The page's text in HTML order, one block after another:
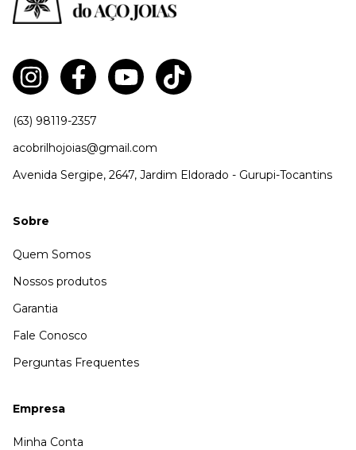
(63) 98119-2357
acobrilhojoias@gmail.com
Avenida Sergipe, 2647, Jardim Eldorado - Gurupi-Tocantins
Sobre
Quem Somos
Nossos produtos
Garantia
Fale Conosco
Perguntas Frequentes
Empresa
Minha Conta